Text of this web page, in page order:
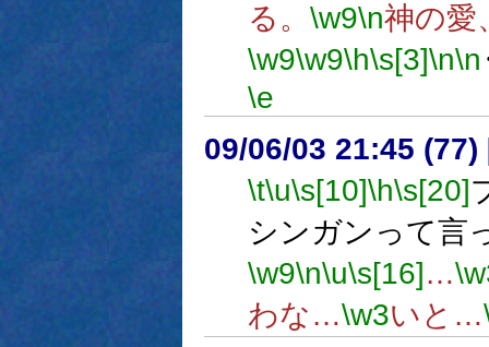
る。 \w9\n神の愛
\w9\w9\h\s[3]\n\n
\e
09/06/03 21:45 (77)
\t\u\s[10]\h\s[20]
シンガンって言
\w9\n\u\s[16]…
わな…\w3いと…